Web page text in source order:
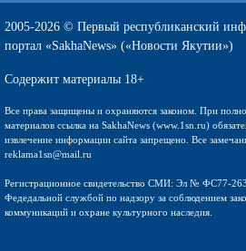
2005-2026 © Первый республиканский
портал «SakhaNews» («Новости Якутии»)
Содержит материалы 18+
Все права защищены и охраняются законом. При
материалов ссылка на SakhaNews (www.1sn.ru)
извлечение информации сайта запрещено. Все
reklama1sn@mail.ru
Регистрационное свидетельство СМИ: Эл № ФС77-
Федедальной службой по надзору за соблюдением
коммуникаций и охране культурного наследия.